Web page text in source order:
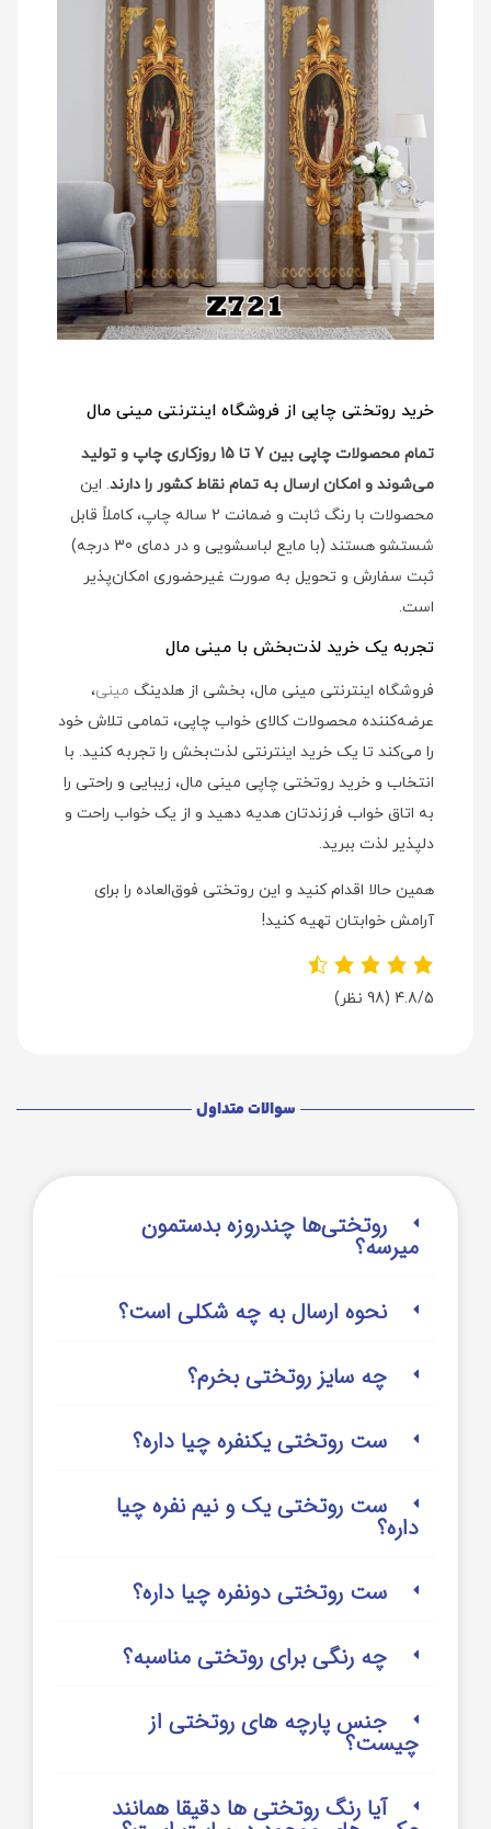
خرید روتختی چاپی از فروشگاه اینترنتی مینی مال
تمام محصولات چاپی بین 7 تا 15 روزکاری چاپ و تولید
می‌شوند و امکان ارسال به تمام نقاط کشور را دارند. این
محصولات با رنگ ثابت و ضمانت 2 ساله چاپ، کاملاً قابل
شستشو هستند (با مایع لباسشویی و در دمای 30 درجه)
ثبت سفارش و تحویل به صورت غیرحضوری امکان‌پذیر
است.
تجربه یک خرید لذت‌بخش با مینی مال
فروشگاه اینترنتی مینی مال، بخشی از هلدینگ مینی،
عرضه‌کننده محصولات کالای خواب چاپی، تمامی تلاش خود
را می‌کند تا یک خرید اینترنتی لذت‌بخش را تجربه کنید. با
انتخاب و خرید روتختی چاپی مینی مال، زیبایی و راحتی را
به اتاق خواب فرزندتان هدیه دهید و از یک خواب راحت و
دلپذیر لذت ببرید.
همین حالا اقدام کنید و این روتختی فوق‌العاده را برای
آرامش خوابتان تهیه کنید!
4.8/5 (98 نظر)
سوالات متداول
روتختی‌‌ها چندروزه بدستمون
میرسه؟
نحوه ارسال به چه شکلی است؟
چه سایز روتختی بخرم؟
ست روتختی یکنفره چیا داره؟
ست روتختی یک و نیم نفره چیا
داره؟
ست روتختی دونفره چیا داره؟
چه رنگی برای روتختی مناسبه؟
جنس پارچه های روتختی از
چیست؟
آیا رنگ روتختی ها دقیقا همانند